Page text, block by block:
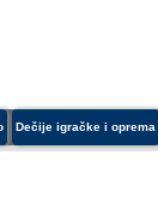
Dečije igračke i oprema